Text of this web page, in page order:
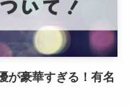
が豪華すぎる！有名